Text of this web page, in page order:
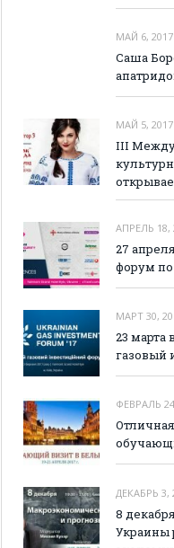
МАЙ 6, 2017
Саша
МАЙ 5, 2017
III
АПРЕЛЬ 18,
27
форум по
МАРТ 30,
23
газовый
ФЕВРАЛЬ
ДЕКАБРЬ 3,
8
Украины